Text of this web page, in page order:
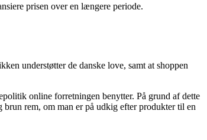
prisen over en længere periode.
understøtter de danske love, samt at shoppen
online forretningen benytter. På grund af dette
rem, om man er på udkig efter produkter til en